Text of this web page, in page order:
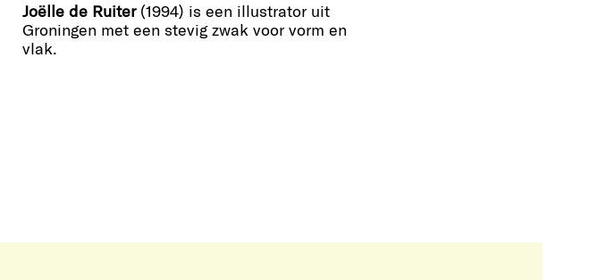
Joëlle de Ruiter(1994) is een illustrator uit
Groningen met een stevig zwak voor vorm en
vlak.